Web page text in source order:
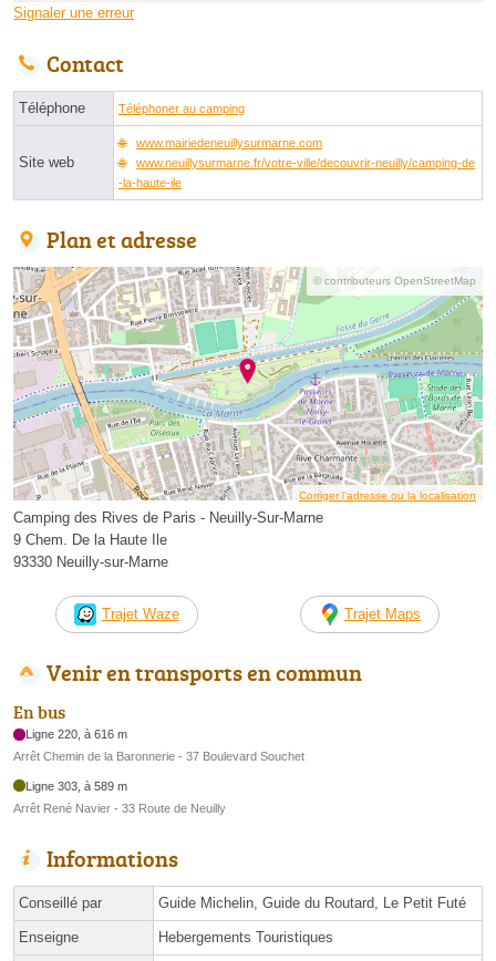
Signaler une erreur
Contact
Téléphone Téléphoner au camping
Site web
www.mairiedeneuillysurmarne.com
www.neuillysurmarne.fr/votre-ville/decouvrir-neuilly/camping-de
-la-haute-ile
Plan et adresse
© contributeurs OpenStreetMap
Corriger l’adresse ou la localisation
Camping des Rives de Paris - Neuilly-Sur-Marne
9 Chem. De la Haute Ile
93330 Neuilly-sur-Marne
Trajet Waze Trajet Maps
Venir en transports en commun
En bus
Ligne 220, à 616 m
Arrêt Chemin de la Baronnerie - 37 Boulevard Souchet
Ligne 303, à 589 m
Arrêt René Navier - 33 Route de Neuilly
Informations
Conseillé par Guide Michelin, Guide du Routard, Le Petit Futé
Enseigne Hebergements Touristiques